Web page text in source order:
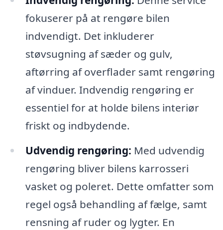
fokuserer på at rengøre bilen
indvendigt. Det inkluderer
støvsugning af sæder og gulv,
aftørring af overflader samt rengøring
af vinduer. Indvendig rengøring er
essentiel for at holde bilens interiør
friskt og indbydende.
Udvendig rengøring: Med udvendig
rengøring bliver bilens karrosseri
vasket og poleret. Dette omfatter som
regel også behandling af fælge, samt
rensning af ruder og lygter. En